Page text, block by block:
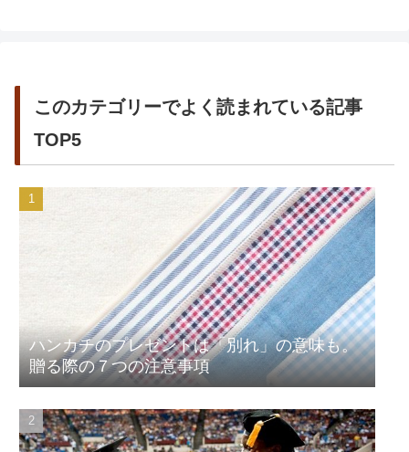
このカテゴリーでよく読まれている記事
TOP5
ハンカチのプレゼントは「別れ」の意味も。
贈る際の７つの注意事項